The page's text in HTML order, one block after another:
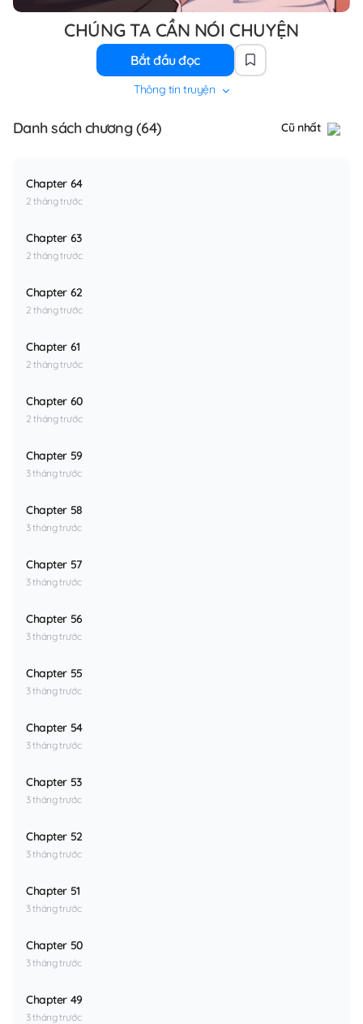
CHÚNG TA CẦN NÓI CHUYỆN
Bắt đầu đọc
Thông tin truyện
Danh sách chương (64) Cũ nhất
Chapter 64
2 tháng trước
Chapter 63
2 tháng trước
Chapter 62
2 tháng trước
Chapter 61
2 tháng trước
Chapter 60
2 tháng trước
Chapter 59
3 tháng trước
Chapter 58
3 tháng trước
Chapter 57
3 tháng trước
Chapter 56
3 tháng trước
Chapter 55
3 tháng trước
Chapter 54
3 tháng trước
Chapter 53
3 tháng trước
Chapter 52
3 tháng trước
Chapter 51
3 tháng trước
Chapter 50
3 tháng trước
Chapter 49
3 tháng trước